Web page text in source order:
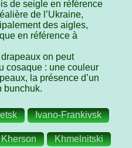
de seigle en référence
de l’Ukraine,
des aigles,
en référence à
on peut
cosaque : une couleur
la présence d’un
bunchuk.
Ivano-Frankivsk
Kherson Khmelnitski